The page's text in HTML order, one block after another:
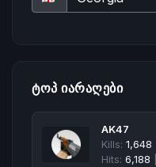
ᲢᲝᲞ ᲘᲐᲠᲐᲦᲔᲑᲘ
AK47
Kills: 1,648
Hits: 6,188